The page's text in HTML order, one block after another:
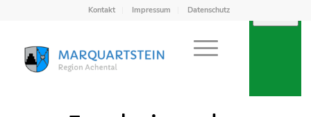
Kontakt Impressum Datenschutz